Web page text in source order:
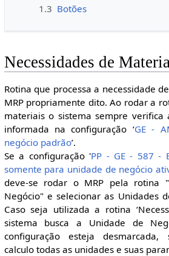
1.3 Botões
Necessidades de
Rotina que processa a necessidade
MRP propriamente dito. Ao rodar a
materiais o sistema sempre verifica
informada na configuração ‘GE -
negócio padrão’.
Se a configuração 'PP - GE - 587 -
somente para unidade de negócio
deve-se rodar o MRP pela rotina
Negócio" e selecionar as Unidades
Caso seja utilizada a rotina
sistema busca a Unidade de
configuração esteja
calculo todas as unidades e suas